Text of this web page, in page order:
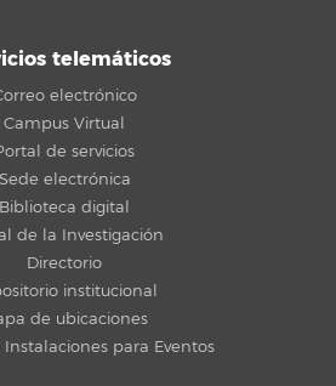
telemáticos
electrónico
Campus Virtual
de servicios
Sede electrónica
Biblioteca digital
de la Investigación
Directorio
institucional
de ubicaciones
para Eventos